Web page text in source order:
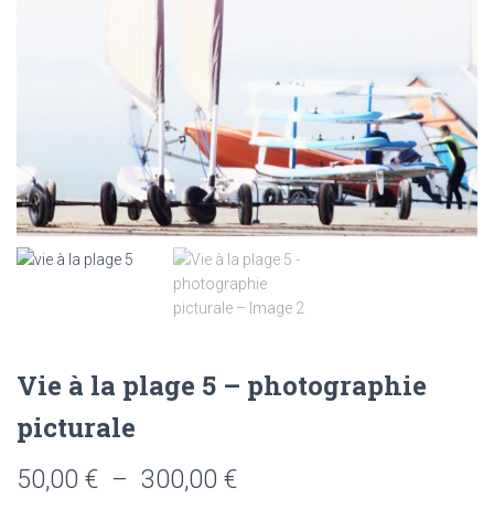
Vie à la plage 5 – photographie
picturale
50,00 € – 300,00 €Plage